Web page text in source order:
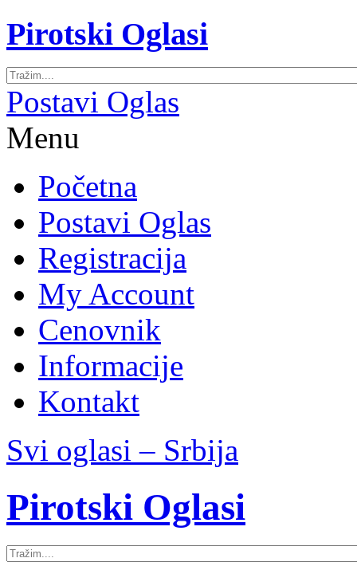
Pirotski Oglasi
Postavi Oglas
Menu
Početna
Postavi Oglas
Registracija
My Account
Cenovnik
Informacije
Kontakt
Svi oglasi – Srbija
Pirotski Oglasi